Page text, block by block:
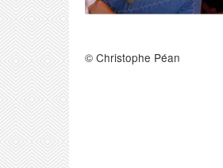
© Christophe Péan